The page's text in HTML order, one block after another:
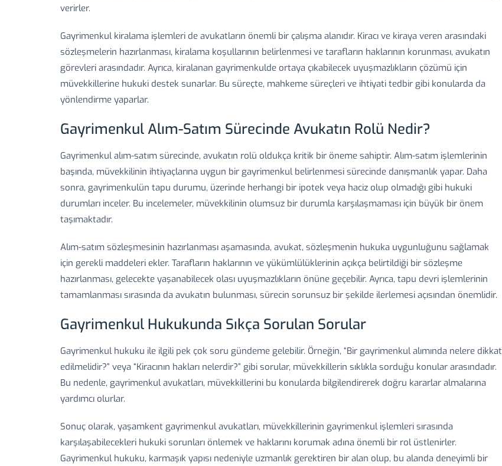
verirler.
Gayrimenkul kiralama işlemleri de avukatların önemli bir çalışma alanıdır. Kiracı ve kiraya veren arasındaki
sözleşmelerin hazırlanması, kiralama koşullarının belirlenmesi ve tarafların haklarının korunması, avukatın
görevleri arasındadır. Ayrıca, kiralanan gayrimenkulde ortaya çıkabilecek uyuşmazlıkların çözümü için
müvekkillerine hukuki destek sunarlar. Bu süreçte, mahkeme süreçleri ve ihtiyati tedbir gibi konularda da
yönlendirme yaparlar.
Gayrimenkul Alım-Satım Sürecinde Avukatın Rolü Nedir?
Gayrimenkul alım-satım sürecinde, avukatın rolü oldukça kritik bir öneme sahiptir. Alım-satım işlemlerinin
başında, müvekkilinin ihtiyaçlarına uygun bir gayrimenkul belirlenmesi sürecinde danışmanlık yapar. Daha
sonra, gayrimenkulün tapu durumu, üzerinde herhangi bir ipotek veya haciz olup olmadığı gibi hukuki
durumları inceler. Bu incelemeler, müvekkilinin olumsuz bir durumla karşılaşmaması için büyük bir önem
taşımaktadır.
Alım-satım sözleşmesinin hazırlanması aşamasında, avukat, sözleşmenin hukuka uygunluğunu sağlamak
için gerekli maddeleri ekler. Tarafların haklarının ve yükümlülüklerinin açıkça belirtildiği bir sözleşme
hazırlanması, gelecekte yaşanabilecek olası uyuşmazlıkların önüne geçebilir. Ayrıca, tapu devri işlemlerinin
tamamlanması sırasında da avukatın bulunması, sürecin sorunsuz bir şekilde ilerlemesi açısından önemlidir.
Gayrimenkul Hukukunda Sıkça Sorulan Sorular
Gayrimenkul hukuku ile ilgili pek çok soru gündeme gelebilir. Örneğin, “Bir gayrimenkul alımında nelere dikkat
edilmelidir?” veya “Kiracının hakları nelerdir?” gibi sorular, müvekkillerin sıklıkla sorduğu konular arasındadır.
Bu nedenle, gayrimenkul avukatları, müvekkillerini bu konularda bilgilendirerek doğru kararlar almalarına
yardımcı olurlar.
Sonuç olarak, yaşamkent gayrimenkul avukatları, müvekkillerinin gayrimenkul işlemleri sırasında
karşılaşabilecekleri hukuki sorunları önlemek ve haklarını korumak adına önemli bir rol üstlenirler.
Gayrimenkul hukuku, karmaşık yapısı nedeniyle uzmanlık gerektiren bir alan olup, bu alanda deneyimli bir